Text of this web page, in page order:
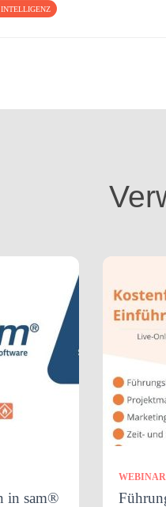
in sam®
WEBINAR